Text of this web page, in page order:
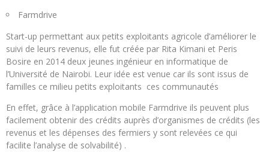
Farmdrive
Start-up permettant aux petits exploitants agricole d’améliorer le
suivi de leurs revenus, elle fut créée par Rita Kimani et Peris
Bosire en 2014 deux jeunes ingénieur en informatique de
l’Université de Nairobi. Leur idée est venue car ils sont issus de
familles ce milieu petits exploitants ces communautés
En effet, grâce à l’application mobile Farmdrive ils peuvent plus
facilement obtenir des crédits auprès d’organismes de crédits (les
revenus et les dépenses des fermiers y sont relevées ce qui
facilite l’analyse de solvabilité) .